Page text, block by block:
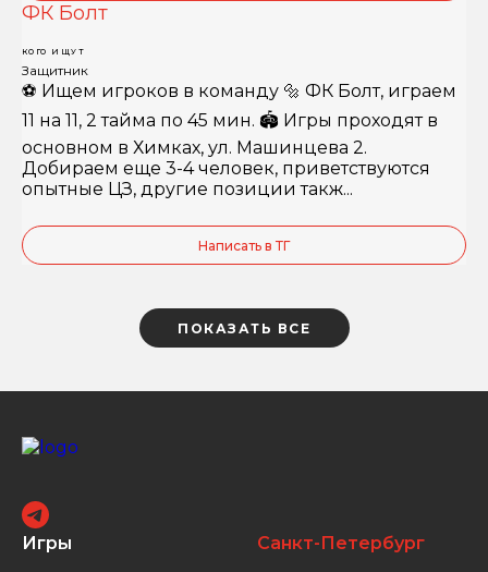
ФК Болт
КОГО ИЩУТ
Защитник
⚽️ Ищем игроков в команду 🔩 ФК Болт, играем
11 на 11, 2 тайма по 45 мин. 🏟️ Игры проходят в
основном в Химках, ул. Машинцева 2.
Добираем еще 3-4 человек, приветствуются
опытные ЦЗ, другие позиции такж...
Написать в ТГ
ПОКАЗАТЬ ВСЕ
Игры Санкт-Петербург